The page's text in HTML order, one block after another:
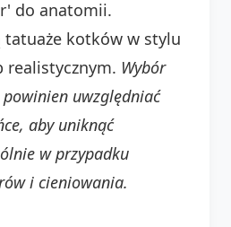
do anatomii.
tatuaże kotków w stylu
realistycznym. Wybór
uwzględniać
aby uniknąć
w przypadku
i cieniowania.